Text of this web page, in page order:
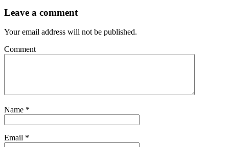
Leave a comment
Your email address will not be published.
Comment
Name *
Email *